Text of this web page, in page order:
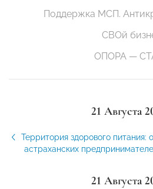
Поддержка МСП.
СВОй
ОПОРА —
21 Августа
Территория здорового питания:
астраханских
21 Августа